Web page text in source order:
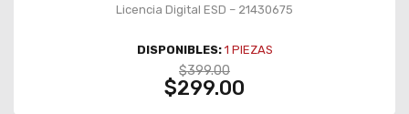
Licencia Digital ESD – 21430675
DISPONIBLES: 1 PIEZAS
$399.00
$299.00